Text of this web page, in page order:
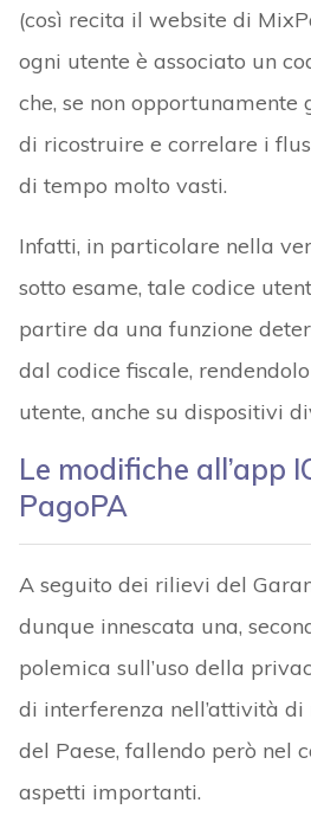
(così recita il website di
ogni utente è associato un
che, se non opportunamente
di ricostruire e correlare i
di tempo molto vasti.
Infatti, in particolare nella
sotto esame, tale codice
partire da una funzione
dal codice fiscale,
utente, anche su dispositivi
Le modifiche all’app
PagoPA
A seguito dei rilievi del
dunque innescata una,
polemica sull’uso della
di interferenza nell’attività
del Paese, fallendo però nel
aspetti importanti.